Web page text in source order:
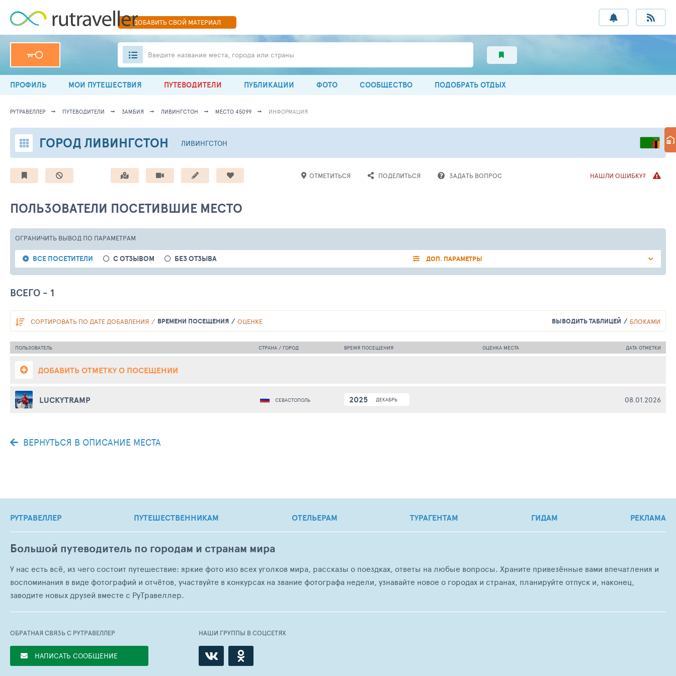
ДОБАВИТЬСВОЙ МАТЕРИАЛ
Введите название места, города или страны
ПРОФИЛЬ МОИ ПУТЕШЕСТВИЯ ПУТЕВОДИТЕЛИ ПУБЛИКАЦИИ ФОТО СООБЩЕСТВО ПОДОБРАТЬ ОТДЫХ
РУТРАВЕЛЛЕР ПУТЕВОДИТЕЛИ ЗАМБИЯ ЛИВИНГСТОН МЕСТО 45099 ИНФОРМАЦИЯ
ГОРОД ЛИВИНГСТОН ЛИВИНГСТОН
ОТМЕТИТЬСЯ ПОДЕЛИТЬСЯ ЗАДАТЬ ВОПРОС НАШЛИ ОШИБКУ?
ПОЛЬЗОВАТЕЛИ ПОСЕТИВШИЕ МЕСТО
ОГРАНИЧИТЬ ВЫВОД ПО ПАРАМЕТРАМ
ВСЕ ПОСЕТИТЕЛИ С ОТЗЫВОМ БЕЗ ОТЗЫВА ДОП. ПАРАМЕТРЫ
ВСЕГО - 1
СОРТИРОВАТЬ ПО ДАТЕ ДОБАВЛЕНИЯ ВРЕМЕНИ ПОСЕЩЕНИЯ ОЦЕНКЕ ВЫВОДИТЬ ТАБЛИЦЕЙ БЛОКАМИ
ПОЛЬЗОВАТЕЛЬ СТРАНА / ГОРОД ВРЕМЯ ПОСЕЩЕНИЯ ОЦЕНКА МЕСТА ДАТА ОТМЕТКИ
ДОБАВИТЬ ОТМЕТКУ О ПОСЕЩЕНИИ
LUCKYTRAMP СЕВАСТОПОЛЬ 2025 ДЕКАБРЬ 08.01.2026
ВЕРНУТЬСЯ В ОПИСАНИЕ МЕСТА
РУТРАВЕЛЛЕР ПУТЕШЕСТВЕННИКАМ ОТЕЛЬЕРАМ ТУРАГЕНТАМ ГИДАМ РЕКЛАМА
Большой путеводитель по городам и странам мира
У нас есть всё, из чего состоит путешествие: яркие фото изо всех уголков мира, рассказы о поездках, ответы на любые вопросы. Храните привезённые вами впечатления и
воспоминания в виде фотографий и отчётов, участвуйте в конкурсах на звание фотографа недели, узнавайте новое о городах и странах, планируйте отпуск и, наконец,
заводите новых друзей вместе с РуТравеллер.
ОБРАТНАЯ СВЯЗЬ С РУТРАВЕЛЛЕР
НАПИСАТЬ СООБЩЕНИЕ
НАШИ ГРУППЫ В СОЦСЕТЯХ